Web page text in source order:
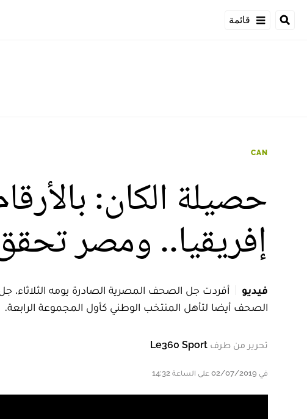
قائمة
CAN
حصيلة الكان:
إفريقيا.. ومصر
فيديو
أفردت جل الصحف المصرية الصادرة يومه الثلاثاء،
الصحف أيضا لتأهل المنتخب الوطني كأول المجموعة الرابعة.
تحرير من طرف Le360 Sport
في 02/07/2019 على الساعة 14:32